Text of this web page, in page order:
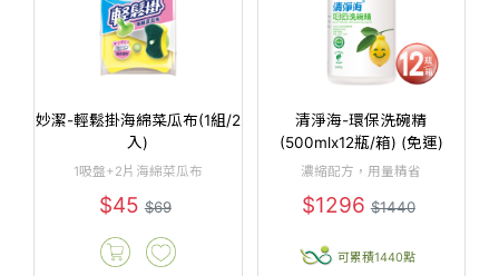
妙潔-輕鬆掛海綿菜瓜布(1組/2
入)
1吸盤+2片海綿菜瓜布
$45$69
清淨海-環保洗碗精
(500mlx12瓶/箱) (免運)
濃縮配方，用量精省
$1296$1440
可累積1440點